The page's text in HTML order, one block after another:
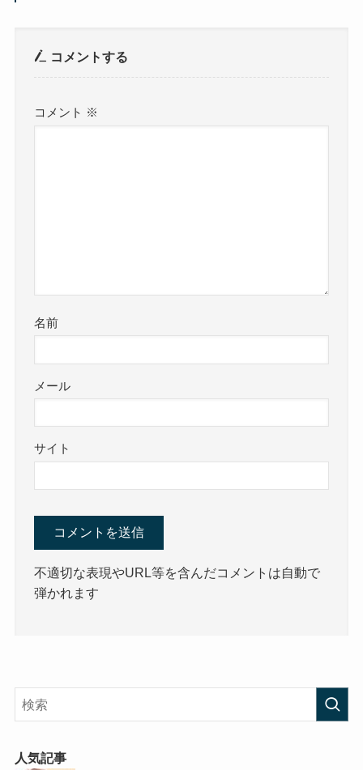
コメントする
コメント ※
名前
メール
サイト
不適切な表現やURL等を含んだコメントは自動で
弾かれます
人気記事